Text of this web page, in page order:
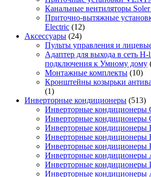
Канальные вентиляторы Soler
Приточно-вытяжные
Electric (12)
Аксессуары (24)
Пульты управления и
Адаптер для выхода в сеть
подключения к Умному дому
Монтажные комплекты (10)
Кронштейны козырьки
(1)
Инверторные кондиционеры (513)
Инверторные кондиционеры
Инверторные кондиционеры
Инверторные кондиционеры
Инверторные кондиционеры
Инверторные кондиционеры
Инверторные кондиционеры
Инверторные кондиционеры
Инверторные кондиционеры